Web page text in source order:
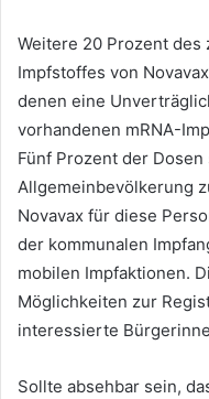
Weitere 20 Prozent
Impfstoffes von
denen eine
vorhandenen mRNA-
Fünf Prozent der
Allgemeinbevölkerung
Novavax für diese
der kommunalen
mobilen Impfaktionen.
Möglichkeiten zur
interessierte
Sollte absehbar sein,